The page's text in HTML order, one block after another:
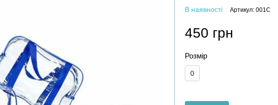
В наявності Артикул: 001С
450 грн
Розмір
0